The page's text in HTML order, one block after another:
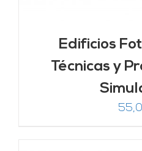
Edificios
Técnicas y